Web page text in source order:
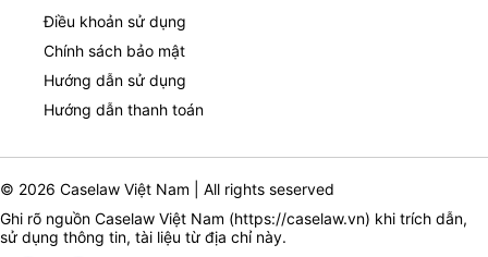
Điều khoản sử dụng
Chính sách bảo mật
Hướng dẫn sử dụng
Hướng dẫn thanh toán
© 2026 Caselaw Việt Nam | All rights seserved
Ghi rõ nguồn Caselaw Việt Nam (https://caselaw.vn) khi trích dẫn,
sử dụng thông tin, tài liệu từ địa chỉ này.